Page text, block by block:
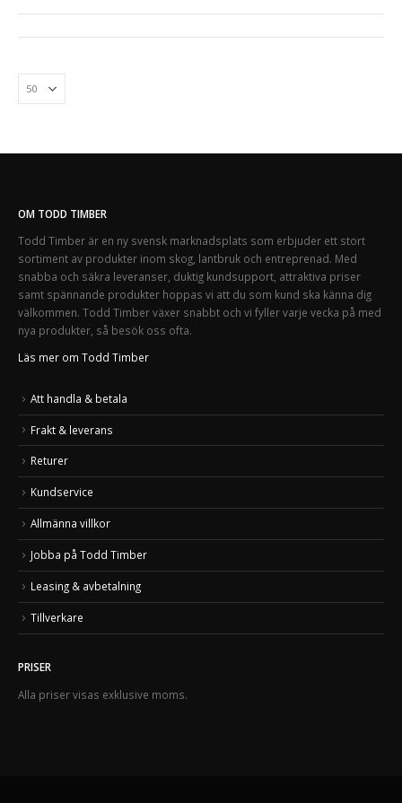
OM TODD TIMBER
Todd Timber är en ny svensk marknadsplats som erbjuder ett stort
sortiment av produkter inom skog, lantbruk och entreprenad. Med
snabba och säkra leveranser, duktig kundsupport, attraktiva priser
samt spännande produkter hoppas vi att du som kund ska känna dig
välkommen. Todd Timber växer snabbt och vi fyller varje vecka på med
nya produkter, så besök oss ofta.
Läs mer om Todd Timber
Att handla & betala
Frakt & leverans
Returer
Kundservice
Allmänna villkor
Jobba på Todd Timber
Leasing & avbetalning
Tillverkare
PRISER
Alla priser visas exklusive moms.